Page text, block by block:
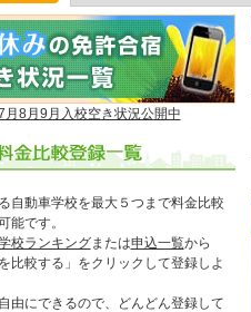
月8月9月入校空き状況公開中
自動車学校を最大５つまで料金比較
能です。
校ランキングまたは申込一覧から
を比較する」をクリックして登録しよ
由にできるので、どんどん登録して